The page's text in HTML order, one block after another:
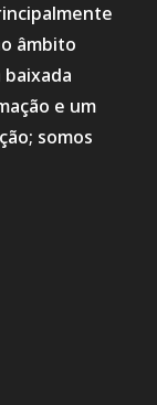
âmbito
e um
somos